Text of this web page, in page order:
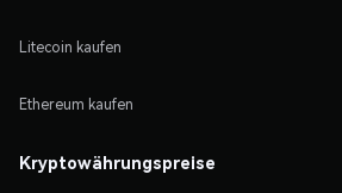
Litecoin kaufen
Ethereum kaufen
Kryptowährungspreise